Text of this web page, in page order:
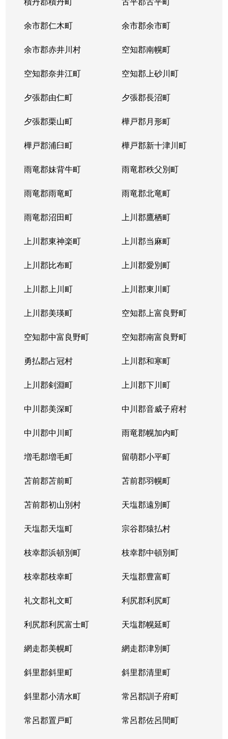
余市郡仁木町 余市郡余市町
余市郡赤井川村 空知郡南幌町
空知郡奈井江町 空知郡上砂川町
夕張郡由仁町 夕張郡長沼町
夕張郡栗山町 樺戸郡月形町
樺戸郡浦臼町 樺戸郡新十津川町
雨竜郡妹背牛町 雨竜郡秩父別町
雨竜郡雨竜町 雨竜郡北竜町
雨竜郡沼田町 上川郡鷹栖町
上川郡東神楽町 上川郡当麻町
上川郡比布町 上川郡愛別町
上川郡上川町 上川郡東川町
上川郡美瑛町 空知郡上富良野町
空知郡中富良野町 空知郡南富良野町
勇払郡占冠村 上川郡和寒町
上川郡剣淵町 上川郡下川町
中川郡美深町 中川郡音威子府村
中川郡中川町 雨竜郡幌加内町
増毛郡増毛町 留萌郡小平町
苫前郡苫前町 苫前郡羽幌町
苫前郡初山別村 天塩郡遠別町
天塩郡天塩町 宗谷郡猿払村
枝幸郡浜頓別町 枝幸郡中頓別町
枝幸郡枝幸町 天塩郡豊富町
礼文郡礼文町 利尻郡利尻町
利尻郡利尻富士町 天塩郡幌延町
網走郡美幌町 網走郡津別町
斜里郡斜里町 斜里郡清里町
斜里郡小清水町 常呂郡訓子府町
常呂郡置戸町 常呂郡佐呂間町